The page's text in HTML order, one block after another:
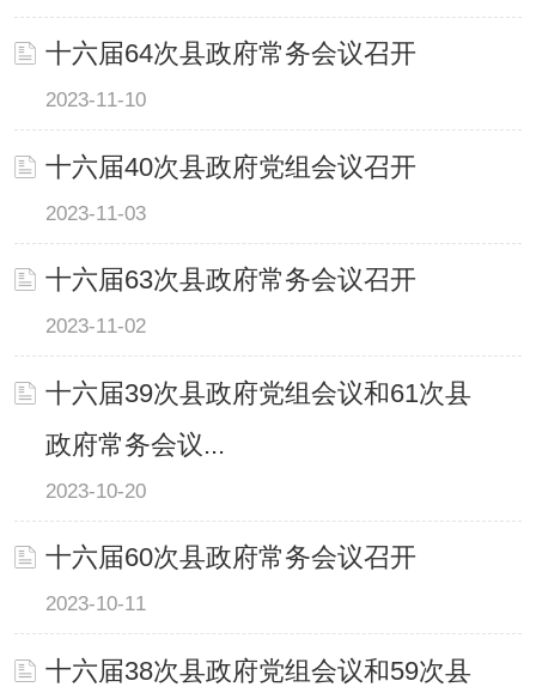
十六届64次县政府常务会议召开
2023-11-10
十六届40次县政府党组会议召开
2023-11-03
十六届63次县政府常务会议召开
2023-11-02
十六届39次县政府党组会议和61次县
政府常务会议...
2023-10-20
十六届60次县政府常务会议召开
2023-10-11
十六届38次县政府党组会议和59次县